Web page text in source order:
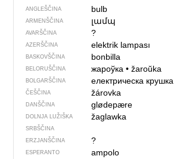
ANGLEŠČINA bulb
ARMENŠČINA լամպ
AVARŠČINA ?
AZERŠČINA elektrik lampası
BASKOVŠČINA bonbilla
BELORUŠČINA жароўка• žaroŭka
BOLGARŠČINA електрическа крушка
ČEŠČINA žárovka
DANŠČINA glødepære
DOLNJA LUŽIŠKA
SRBŠČINA
žaglawka
ERZJANŠČINA ?
ESPERANTO ampolo